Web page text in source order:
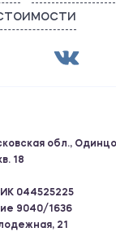
обл.,
18
044525225
9040/1636
21